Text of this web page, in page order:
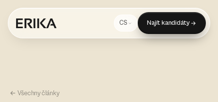
CS Najít kandidáty
← Všechny články